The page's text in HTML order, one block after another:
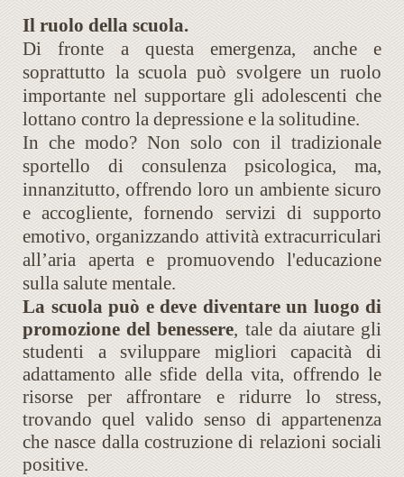
Il ruolo della scuola.
Di fronte a questa emergenza, anche e
soprattutto la scuola può svolgere un ruolo
importante nel supportare gli adolescenti che
lottano contro la depressione e la solitudine.
In che modo? Non solo con il tradizionale
sportello di consulenza psicologica, ma,
innanzitutto, offrendo loro un ambiente sicuro
e accogliente, fornendo servizi di supporto
emotivo, organizzando attività extracurriculari
all’aria aperta e promuovendo l'educazione
sulla salute mentale.
La scuola può e deve diventare un luogo di
promozione del benessere, tale da aiutare gli
studenti a sviluppare migliori capacità di
adattamento alle sfide della vita, offrendo le
risorse per affrontare e ridurre lo stress,
trovando quel valido senso di appartenenza
che nasce dalla costruzione di relazioni sociali
positive.